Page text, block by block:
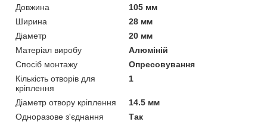
Довжина
105 мм
Ширина
28 мм
Діаметр
20 мм
Матеріал виробу
Алюміній
Спосіб монтажу
Опресовування
Кількість отворів для
кріплення
1
Діаметр отвору кріплення
14.5 мм
Одноразове з'єднання
Так